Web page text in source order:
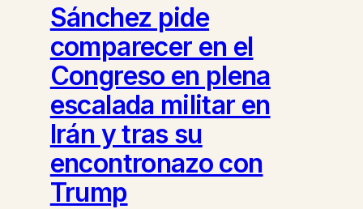
Sánchez pide
comparecer en el
Congreso en plena
escalada militar en
Irán y tras su
encontronazo con
Trump